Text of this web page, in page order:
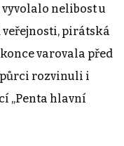
nelibost u
pirátská
varovala před
rozvinuli i
„Penta hlavní